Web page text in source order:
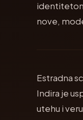
nove,
Estradna
Indira je
utehu i